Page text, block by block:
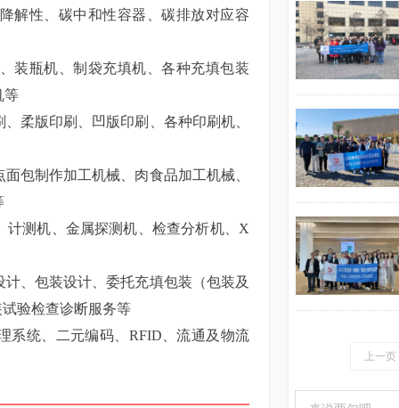
上一页
解性、碳中和性容器、碳排放对应容
装瓶机、制袋充填机、各种充填包装
等
柔版印刷、凹版印刷、各种印刷机、
包制作加工机械、肉食品加工机械、
计测机、金属探测机、检查分析机、 X
、包装设计、委托充填包装（包装及
验检查诊断服务等
系统、二元编码、 RFID、流通及物流